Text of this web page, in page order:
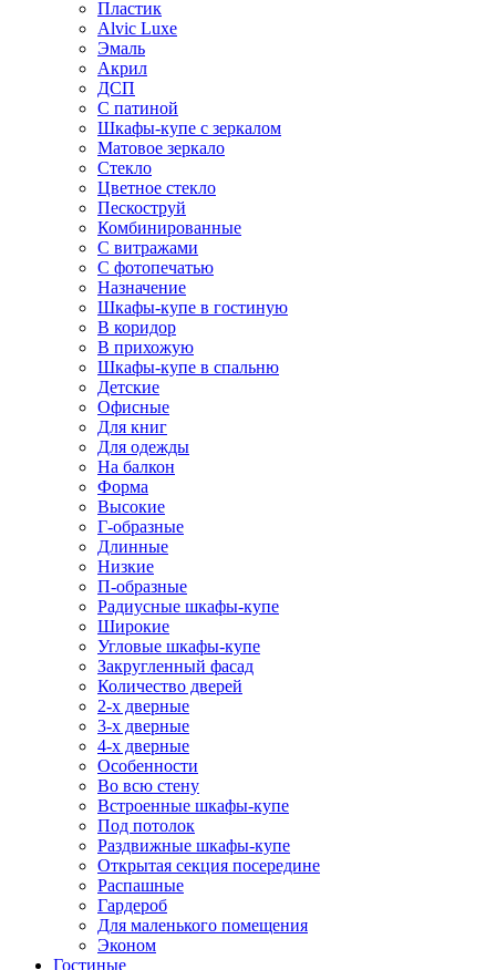
Пластик
Alvic Luxe
Эмаль
Акрил
ДСП
С патиной
Шкафы-купе с зеркалом
Матовое зеркало
Стекло
Цветное стекло
Пескоструй
Комбинированные
С витражами
С фотопечатью
Назначение
Шкафы-купе в гостиную
В коридор
В прихожую
Шкафы-купе в спальню
Детские
Офисные
Для книг
Для одежды
На балкон
Форма
Высокие
Г-образные
Длинные
Низкие
П-образные
Радиусные шкафы-купе
Широкие
Угловые шкафы-купе
Закругленный фасад
Количество дверей
2-х дверные
3-х дверные
4-х дверные
Особенности
Во всю стену
Встроенные шкафы-купе
Под потолок
Раздвижные шкафы-купе
Открытая секция посередине
Распашные
Гардероб
Для маленького помещения
Эконом
Гостиные